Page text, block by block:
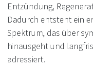
Entzündung,
Dadurch entsteht ein
Spektrum, das über
hinausgeht und
adressiert.